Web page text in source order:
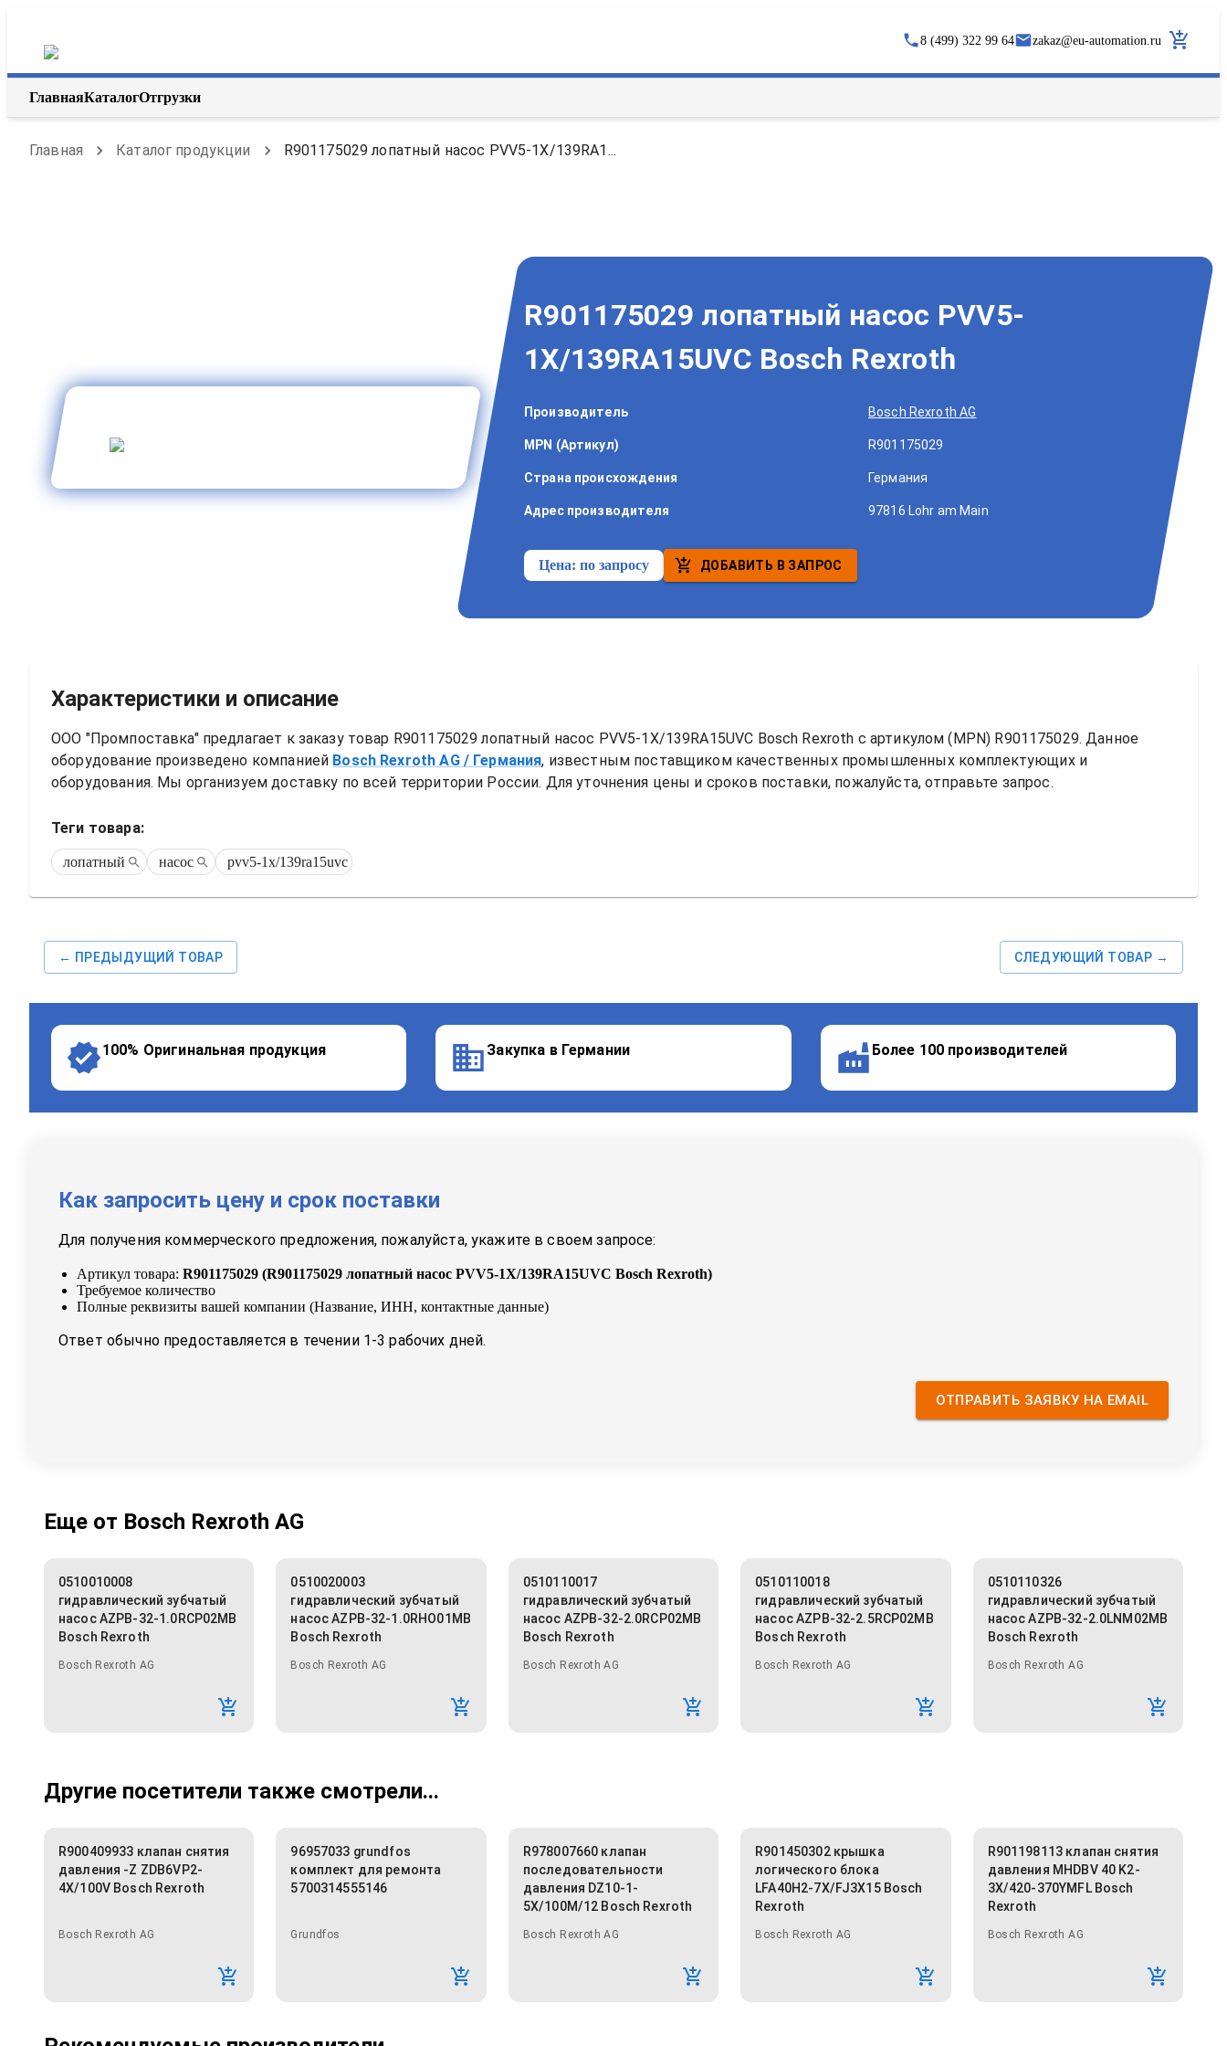
8 (499) 322 99 64 zakaz@eu-automation.ru
ГлавнаяКаталогОтгрузки
Главная Каталог продукции R901175029 лопатный насос PVV5-1X/139RA1...
R901175029 лопатный насос PVV5-
1X/139RA15UVC Bosch Rexroth
Производитель Bosch Rexroth AG
MPN (Артикул) R901175029
Страна происхождения Германия
Адрес производителя 97816 Lohr am Main
Цена:по запросу ДОБАВИТЬ В ЗАПРОС
Характеристики и описание
ООО "Промпоставка" предлагает к заказу товар R901175029 лопатный насос PVV5-1X/139RA15UVC Bosch Rexroth с артикулом (MPN) R901175029. Данное
оборудование произведено компанией Bosch Rexroth AG / Германия, известным поставщиком качественных промышленных комплектующих и
оборудования. Мы организуем доставку по всей территории России. Для уточнения цены и сроков поставки, пожалуйста, отправьте запрос.
Теги товара:
лопатный насос pvv5-1x/139ra15uvc
← ПРЕДЫДУЩИЙ ТОВАР СЛЕДУЮЩИЙ ТОВАР →
100% Оригинальная продукция Закупка в Германии Более 100 производителей
Как запросить цену и срок поставки
Для получения коммерческого предложения, пожалуйста, укажите в своем запросе:
Артикул товара: R901175029 (R901175029 лопатный насос PVV5-1X/139RA15UVC Bosch Rexroth)
Требуемое количество
Полные реквизиты вашей компании (Название, ИНН, контактные данные)
Ответ обычно предоставляется в течении 1-3 рабочих дней.
ОТПРАВИТЬ ЗАЯВКУ НА EMAIL
Еще от Bosch Rexroth AG
0510010008
гидравлический зубчатый
насос AZPB-32-1.0RCP02MB
Bosch Rexroth
Bosch Rexroth AG
0510020003
гидравлический зубчатый
насос AZPB-32-1.0RHO01MB
Bosch Rexroth
Bosch Rexroth AG
0510110017
гидравлический зубчатый
насос AZPB-32-2.0RCP02MB
Bosch Rexroth
Bosch Rexroth AG
0510110018
гидравлический зубчатый
насос AZPB-32-2.5RCP02MB
Bosch Rexroth
Bosch Rexroth AG
0510110326
гидравлический зубчатый
насос AZPB-32-2.0LNM02MB
Bosch Rexroth
Bosch Rexroth AG
Другие посетители также смотрели...
R900409933 клапан снятия
давления -Z ZDB6VP2-
4X/100V Bosch Rexroth
Bosch Rexroth AG
96957033 grundfos
комплект для ремонта
5700314555146
Grundfos
R978007660 клапан
последовательности
давления DZ10-1-
5X/100M/12 Bosch Rexroth
Bosch Rexroth AG
R901450302 крышка
логического блока
LFA40H2-7X/FJ3X15 Bosch
Rexroth
Bosch Rexroth AG
R901198113 клапан снятия
давления MHDBV 40 K2-
3X/420-370YMFL Bosch
Rexroth
Bosch Rexroth AG